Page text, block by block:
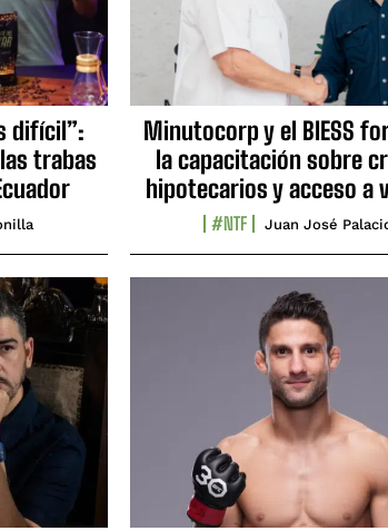
difícil”:
trabas
Minutocorp y el BIESS
la capacitación sobre
hipotecarios y acceso a
#NTF Juan José